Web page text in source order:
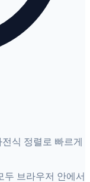
식 정렬로 빠르게
두 브라우저 안에서